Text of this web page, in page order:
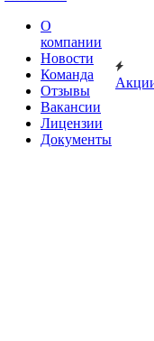
О
компании
Новости
Команда
Отзывы
Вакансии
Лицензии
Документы